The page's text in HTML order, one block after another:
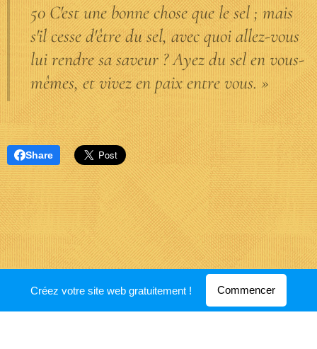
50 C'est une bonne chose que le sel ; mais
s'il cesse d'être du sel, avec quoi allez-vous
lui rendre sa saveur ? Ayez du sel en vous-
mêmes, et vivez en paix entre vous. »
Share
Optimisé parWebnode
Créez votre site web gratuitement ! Commencer